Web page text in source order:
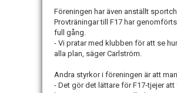
Föreningen har även anställt
Provträningar till F17 har
full gång.
- Vi pratar med klubben för att se
alla plan, säger Carlström.
Andra styrkor i föreningen är att
- Det gör det lättare för F17-tjejer